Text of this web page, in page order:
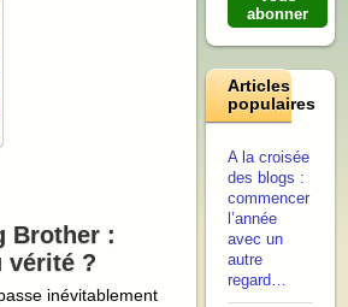
Brother :
vérité ?
inévitablement
abonner
Articles
populaires
A la croisée
des blogs :
commencer
l’année
avec un
autre
regard…